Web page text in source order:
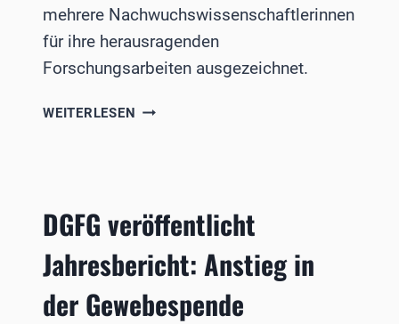
mehrere Nachwuchswissenschaftlerinnen
für ihre herausragenden
Forschungsarbeiten ausgezeichnet.
WEITERLESEN AUSZEICHNUNG
MEETING
DGFG veröffentlicht
Jahresbericht: Anstieg in
der Gewebespende